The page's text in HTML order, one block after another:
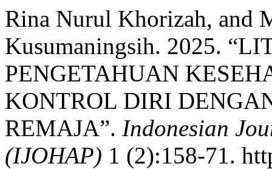
Rina Nurul Khorizah, and
Kusumaningsih. 2025.
PENGETAHUAN
KONTROL DIRI
REMAJA”. Indonesian
(IJOHAP) 1 (2):158-71.